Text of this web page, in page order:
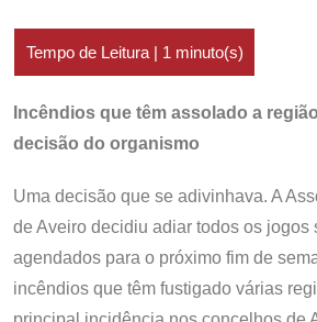
Incêndios que têm assolado a
decisão do organismo
Uma decisão que se adivinhava. A
de Aveiro decidiu adiar todos os jogos
agendados para o próximo fim de
incêndios que têm fustigado várias